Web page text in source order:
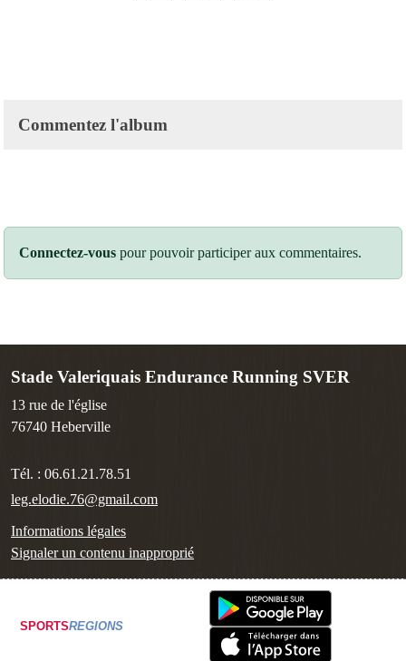
Commentez l'album
Connectez-vous pour pouvoir participer aux commentaires.
Stade Valeriquais Endurance Running SVER
13 rue de l'église
76740 Heberville
Tél. : 06.61.21.78.51
leg.elodie.76@gmail.com
Informations légales
Signaler un contenu inapproprié
SPORTSREGIONS